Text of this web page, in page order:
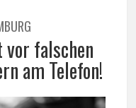
falschen
am Telefon!